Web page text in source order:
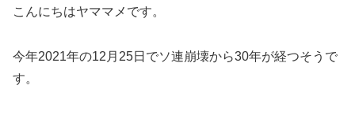
こんにちはヤママメです。
今年2021年の12月25日でソ連崩壊から30年が経つそうで
す。